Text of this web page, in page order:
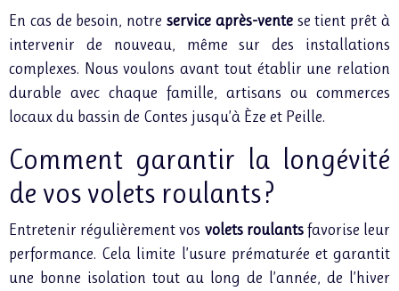
En cas de besoin, notre service après-ventese tient prêt à
intervenir de nouveau, même sur des installations
complexes. Nous voulons avant tout établir une relation
durable avec chaque famille, artisans ou commerces
locaux du bassin de Contes jusqu’à Èze et Peille.
Comment garantir la longévité
de vos volets roulants ?
Entretenir régulièrement vos volets roulantsfavorise leur
performance. Cela limite l’usure prématurée et garantit
une bonne isolation tout au long de l’année, de l’hiver